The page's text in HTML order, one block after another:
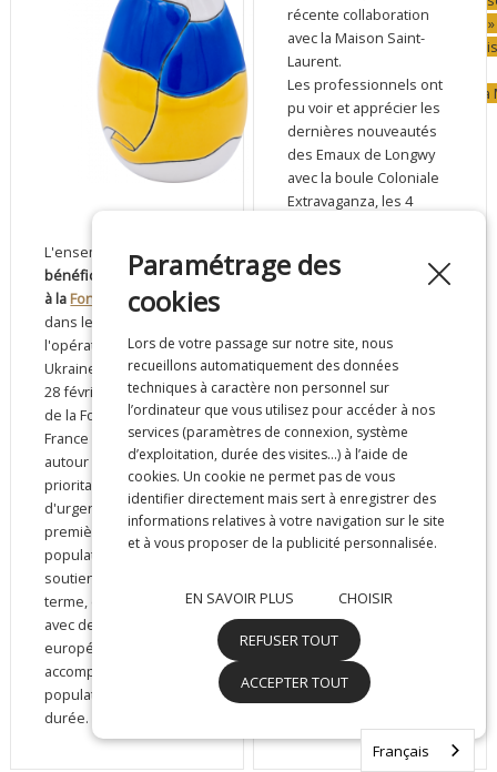
Un « reporting
traçabilité
Président de la
L'ensemble des
bénéfices sera reversé
à la Fondation de France
dans le cadre de
l'opération "Solidarité
Ukraine" lancée dès le
28 février. Les actions
de la Fondation de
France se déclinent
autour de deux axes
prioritaires : l'aide
d'urgence(besoins de
première nécessité des
populations) et un
soutien de plus long
terme, en concertation
avec des fondations
européennes, pour
accompagner ces
populations dans la
durée.
récente collaboration
avec la Maison Saint-
Laurent.
Les professionnels ont
pu voir et apprécier les
dernières nouveautés
des Emaux de Longwy
avec la boule Coloniale
Extravaganza, les 4
Héritage (boîte pour
Français
Paramétrage des
cookies
Lors de votre passage sur notre site, nous
recueillons automatiquement des données
techniques à caractère non personnel sur
l’ordinateur que vous utilisez pour accéder à nos
services (paramètres de connexion, système
d’exploitation, durée des visites…) à l’aide de
cookies. Un cookie ne permet pas de vous
identifier directement mais sert à enregistrer des
informations relatives à votre navigation sur le site
et à vous proposer de la publicité personnalisée.
EN SAVOIR PLUS CHOISIR
REFUSER TOUT
ACCEPTER TOUT